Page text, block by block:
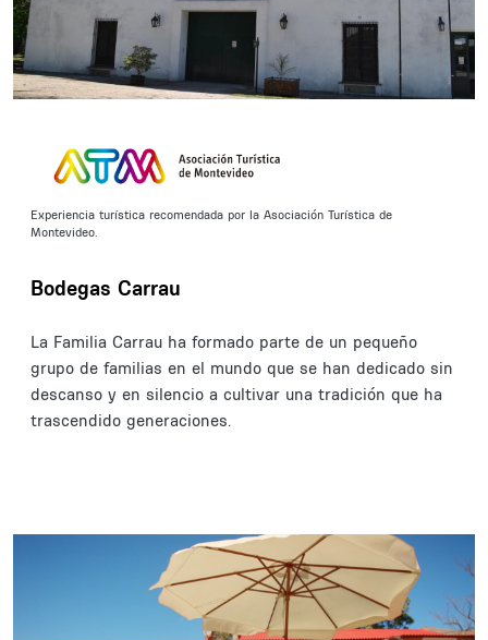
Experiencia turística recomendada por la Asociación Turística de
Montevideo.
Bodegas Carrau
La Familia Carrau ha formado parte de un pequeño
grupo de familias en el mundo que se han dedicado sin
descanso y en silencio a cultivar una tradición que ha
trascendido generaciones.